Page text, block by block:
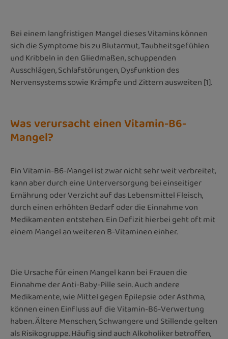
Bei einem langfristigen Mangel dieses Vitamins können
sich die Symptome bis zu Blutarmut, Taubheitsgefühlen
und Kribbeln in den Gliedmaßen, schuppenden
Ausschlägen, Schlafstörungen, Dysfunktion des
Nervensystems sowie Krämpfe und Zittern ausweiten [1].
Was verursacht einen Vitamin-B6-
Mangel?
Ein Vitamin-B6-Mangel ist zwar nicht sehr weit verbreitet,
kann aber durch eine Unterversorgung bei einseitiger
Ernährung oder Verzicht auf das Lebensmittel Fleisch,
durch einen erhöhten Bedarf oder die Einnahme von
Medikamenten entstehen. Ein Defizit hierbei geht oft mit
einem Mangel an weiteren B-Vitaminen einher.
Die Ursache für einen Mangel kann bei Frauen die
Einnahme der Anti-Baby-Pille sein. Auch andere
Medikamente, wie Mittel gegen Epilepsie oder Asthma,
können einen Einfluss auf die Vitamin-B6-Verwertung
haben. Ältere Menschen, Schwangere und Stillende gelten
als Risikogruppe. Häufig sind auch Alkoholiker betroffen,